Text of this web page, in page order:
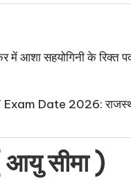
सहयोगिनी के रिक्त
Date 2026: राजस्थान
सीमा )